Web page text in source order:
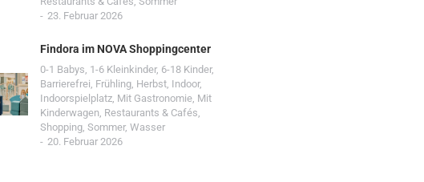
23. Februar 2026
Findora im NOVA Shoppingcenter
0-1 Babys, 1-6 Kleinkinder, 6-18 Kinder,
Barrierefrei, Frühling, Herbst, Indoor,
Indoorspielplatz, Mit Gastronomie, Mit
Kinderwagen, Restaurants & Cafés,
Shopping, Sommer, Wasser
20. Februar 2026